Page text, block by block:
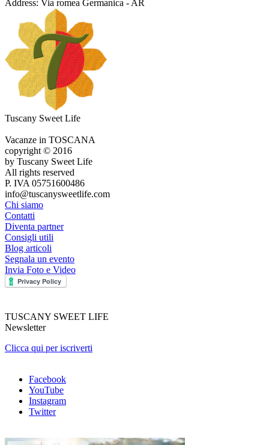
Address: Via romea Germanica - AR
Tuscany Sweet Life
Vacanze in TOSCANA
copyright © 2016
by Tuscany Sweet Life
All rights reserved
P. IVA 05751600486
info@tuscanysweetlife.com
Chi siamo
Contatti
Diventa partner
Consigli utili
Blog articoli
Segnala un evento
Invia Foto e Video
TUSCANY SWEET LIFE
Newsletter
Clicca qui per iscriverti
Facebook
YouTube
Instagram
Twitter